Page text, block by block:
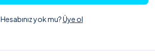
Hesabınız yok mu?Üye ol